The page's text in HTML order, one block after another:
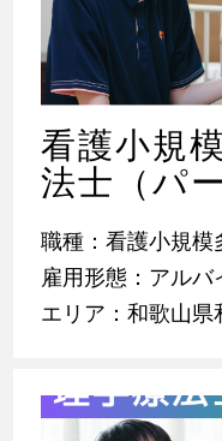
看護小規
法士（パ
職種：看護小規模
雇用形態：アルバ
エリア：和歌山県